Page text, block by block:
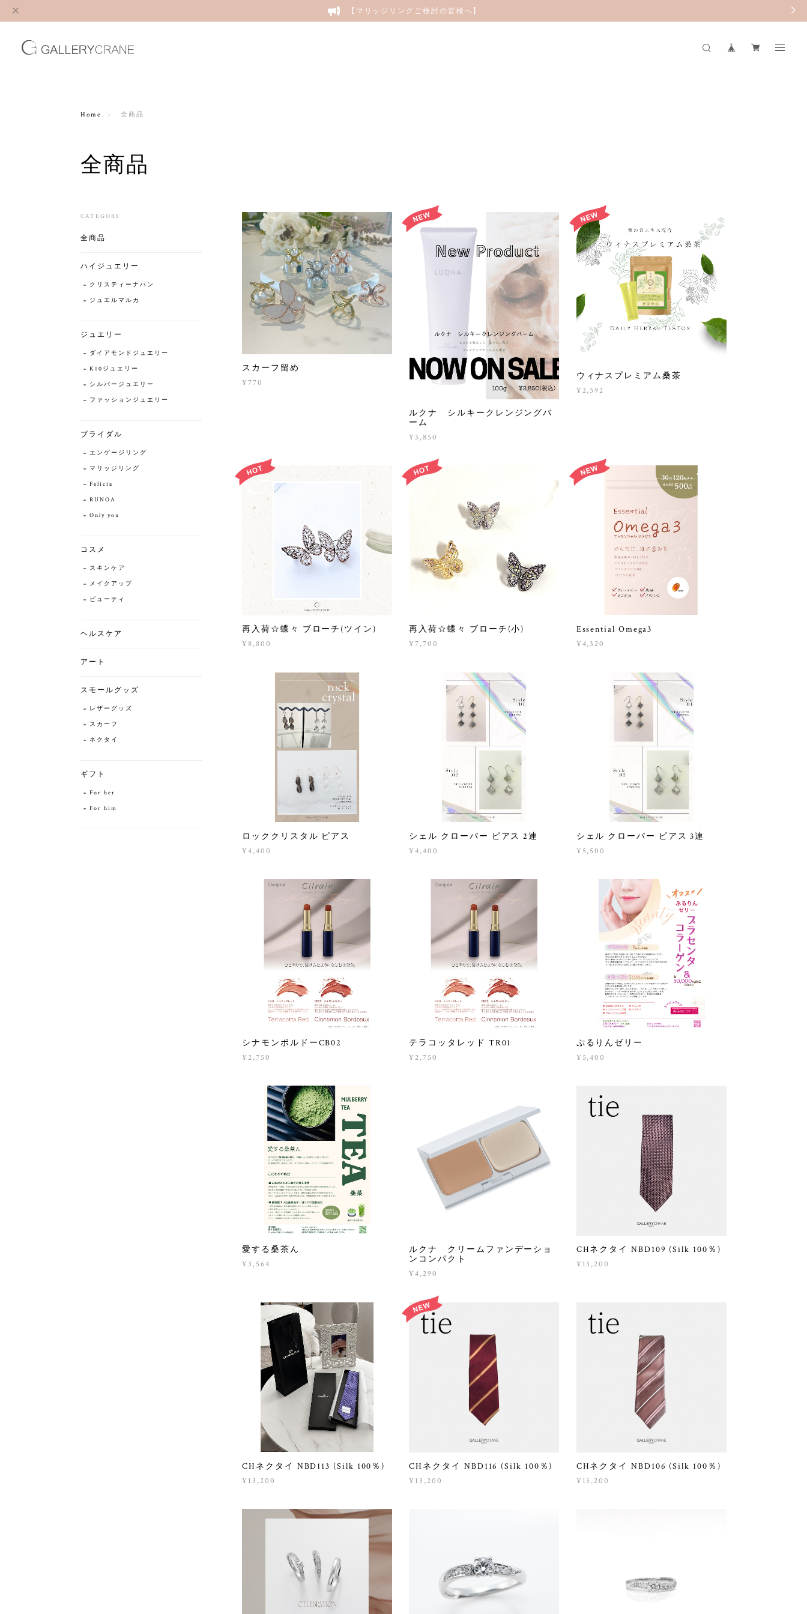
【マリッジリングご検討の皆様へ】
Home 全商品
全商品
スカーフ留め
¥770
ルクナ シルキークレンジングバ
ーム
¥3,850
ウィナスプレミアム桑茶
¥2,592
再入荷☆蝶々 ブローチ(ツイン)
¥8,800
再入荷☆蝶々 ブローチ(小)
¥7,700
Essential Omega3
¥4,320
ロッククリスタル ピアス
¥4,400
シェル クローバー ピアス 2連
¥4,400
シェル クローバー ピアス 3連
¥5,500
シナモンボルドーCB02
¥2,750
テラコッタレッド TR01
¥2,750
ぷるりんゼリー
¥5,400
愛する桑茶ん
¥3,564
ルクナ クリームファンデーショ
ンコンパクト
¥4,290
CHネクタイ NBD109 (Silk 100％)
¥13,200
CHネクタイ NBD113 (Silk 100％)
¥13,200
CHネクタイ NBD116 (Silk 100％)
¥13,200
CHネクタイ NBD106 (Silk 100％)
¥13,200
CATEGORY
全商品
ハイジュエリー
クリスティーナハン
ジュエルマルカ
ジュエリー
ダイアモンドジュエリー
K10ジュエリー
シルバージュエリー
ファッションジュエリー
ブライダル
エンゲージリング
マリッジリング
Felicia
RUNOA
Only you
コスメ
スキンケア
メイクアップ
ビューティ
ヘルスケア
アート
スモールグッズ
レザーグッズ
スカーフ
ネクタイ
ギフト
For her
For him